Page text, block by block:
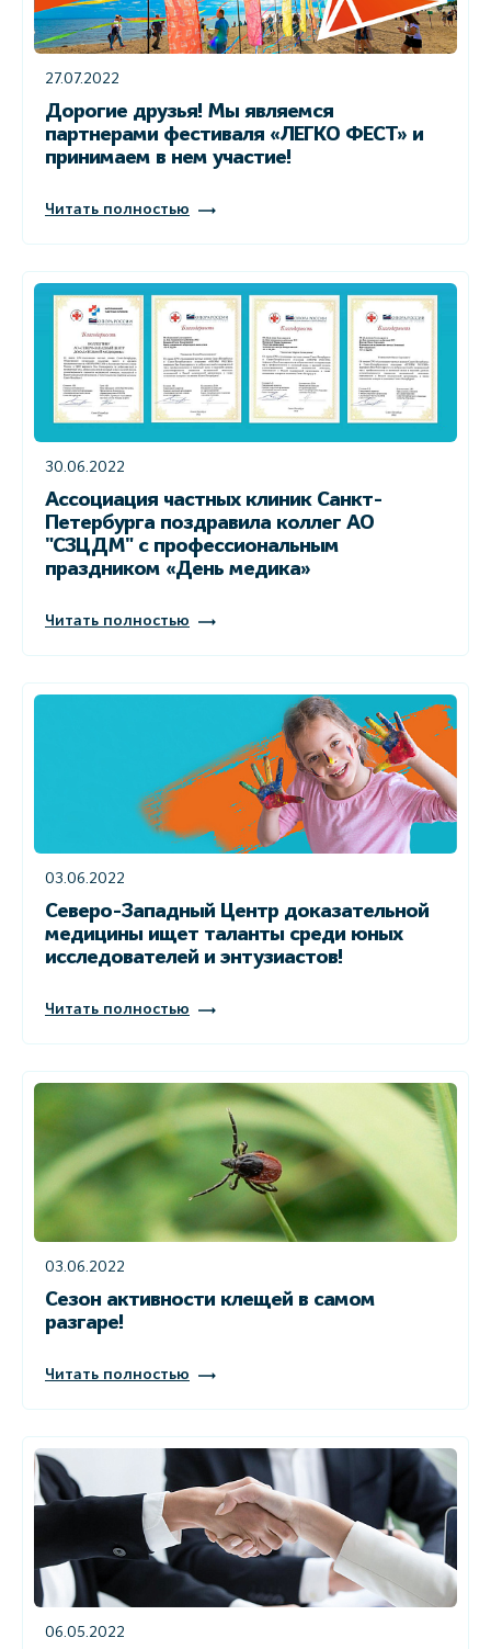
27.07.2022
Дорогие друзья! Мы являемся
партнерами фестиваля «ЛЕГКО ФЕСТ» и
принимаем в нем участие!
Читать полностью
30.06.2022
Ассоциация частных клиник Санкт-
Петербурга поздравила коллег АО
"СЗЦДМ" с профессиональным
праздником «День медика»
Читать полностью
03.06.2022
Северо-Западный Центр доказательной
медицины ищет таланты среди юных
исследователей и энтузиастов!
Читать полностью
03.06.2022
Сезон активности клещей в самом
разгаре!
Читать полностью
06.05.2022